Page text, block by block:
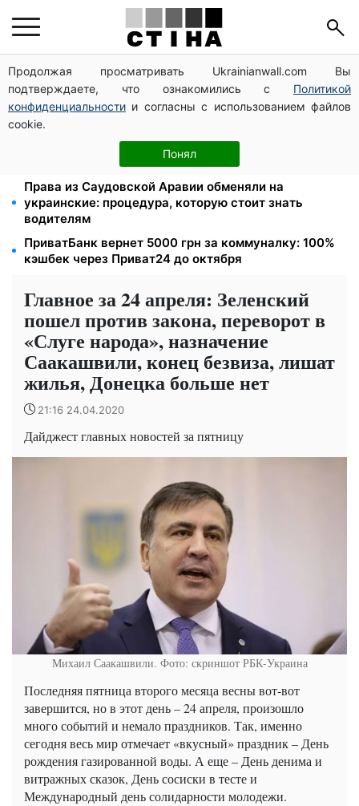
Продолжая просматривать Ukrainianwall.com Вы
подтверждаете, что ознакомились с Политикой
конфиденциальности и согласны с использованием файлов
cookie.
Понял
Тарифы на воду взлетели до 91,24 грн/куб, газ
может достичь 15 грн: коммунальные цены в
августе
Субсидии отменят, льготы на коммуналку
аннулируют: ПФУ проверяет доходы пенсионеров в
Права из Саудовской Аравии обменяли на
украинские: процедура, которую стоит знать
водителям
ПриватБанк вернет 5000 грн за коммуналку: 100%
кэшбек через Приват24 до октября
Главное за 24 апреля: Зеленский
пошел против закона, переворот в
«Слуге народа», назначение
Саакашвили, конец безвиза, лишат
жилья, Донецка больше нет
21:16 24.04.2020
Дайджест главных новостей за пятницу
Михаил Саакашвили. Фото: скриншот РБК-Украина
Последняя пятница второго месяца весны вот-вот
завершится, но в этот день – 24 апреля, произошло
много событий и немало праздников. Так, именно
сегодня весь мир отмечает «вкусный» праздник – День
рождения газированной воды. А еще – День денима и
витражных сказок, День сосиски в тесте и
Международный день солидарности молодежи.